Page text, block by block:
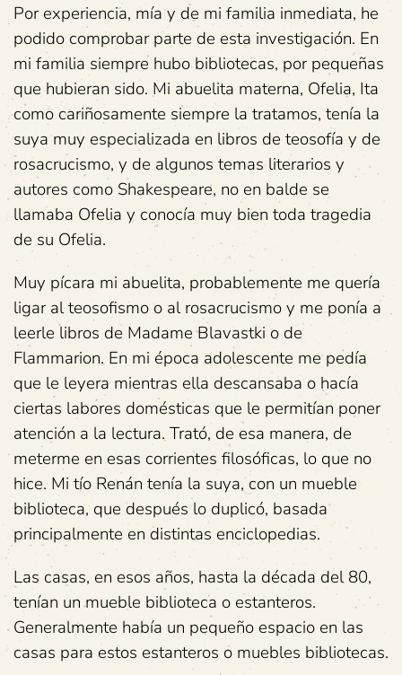
Por experiencia, mía y de mi familia inmediata, he
podido comprobar parte de esta investigación. En
mi familia siempre hubo bibliotecas, por pequeñas
que hubieran sido. Mi abuelita materna, Ofelia, Ita
como cariñosamente siempre la tratamos, tenía la
suya muy especializada en libros de teosofía y de
rosacrucismo, y de algunos temas literarios y
autores como Shakespeare, no en balde se
llamaba Ofelia y conocía muy bien toda tragedia
de su Ofelia.
Muy pícara mi abuelita, probablemente me quería
ligar al teosofismo o al rosacrucismo y me ponía a
leerle libros de Madame Blavastki o de
Flammarion. En mi época adolescente me pedía
que le leyera mientras ella descansaba o hacía
ciertas labores domésticas que le permitían poner
atención a la lectura. Trató, de esa manera, de
meterme en esas corrientes filosóficas, lo que no
hice. Mi tío Renán tenía la suya, con un mueble
biblioteca, que después lo duplicó, basada
principalmente en distintas enciclopedias.
Las casas, en esos años, hasta la década del 80,
tenían un mueble biblioteca o estanteros.
Generalmente había un pequeño espacio en las
casas para estos estanteros o muebles bibliotecas.